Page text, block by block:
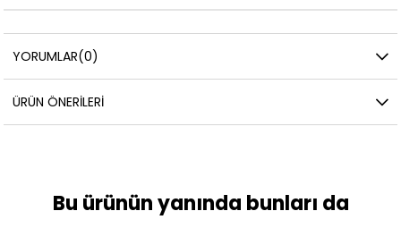
YORUMLAR(0)
ÜRÜN ÖNERILERI
Bu ürünün yanında bunları da